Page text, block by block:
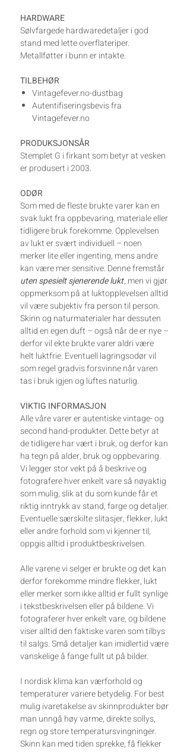
HARDWARE
Sølvfargede hardwaredetaljer i god
stand med lette overflateriper.
Metallføtter i bunn er intakte.
TILBEHØR
Vintagefever.no-dustbag
Autentifiseringsbevis fra
Vintagefever.no
PRODUKSJONSÅR
Stemplet G i firkant som betyr at vesken
er produsert i 2003.
ODØR
Som med de fleste brukte varer kan en
svak lukt fra oppbevaring, materiale eller
tidligere bruk forekomme. Opplevelsen
av lukt er svært individuell – noen
merker lite eller ingenting, mens andre
kan være mer sensitive. Denne fremstår
uten spesielt sjenerende lukt, men vi gjør
oppmerksom på at luktopplevelsen alltid
vil være subjektiv fra person til person.
Skinn og naturmaterialer har dessuten
alltid en egen duft – også når de er nye –
derfor vil ekte brukte varer aldri være
helt luktfrie. Eventuell lagringsodør vil
som regel gradvis forsvinne når varen
tas i bruk igjen og luftes naturlig.
VIKTIG INFORMASJON
Alle våre varer er autentiske vintage- og
second hand-produkter. Dette betyr at
de tidligere har vært i bruk, og derfor kan
ha tegn på alder, bruk og oppbevaring.
Vi legger stor vekt på å beskrive og
fotografere hver enkelt vare så nøyaktig
som mulig, slik at du som kunde får et
riktig inntrykk av stand, farge og detaljer.
Eventuelle særskilte slitasjer, flekker, lukt
eller andre forhold som vi kjenner til,
oppgis alltid i produktbeskrivelsen.
Alle varene vi selger er brukte og det kan
derfor forekomme mindre flekker, lukt
eller merker som ikke alltid er fullt synlige
i tekstbeskrivelsen eller på bildene. Vi
fotograferer hver enkelt vare, og bildene
viser alltid den faktiske varen som tilbys
til salgs. Små detaljer kan imidlertid være
vanskelige å fange fullt ut på bilder.
I nordisk klima kan værforhold og
temperaturer variere betydelig. For best
mulig ivaretakelse av skinnprodukter bør
man unngå høy varme, direkte sollys,
regn og store temperatursvingninger.
Skinn kan med tiden sprekke, få flekker